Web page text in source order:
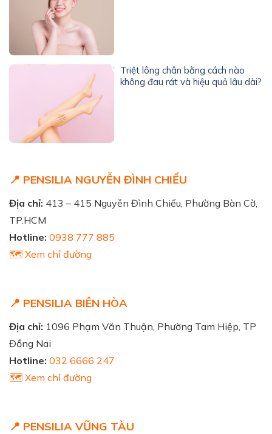
Triệt lông chân bằng cách nào
không đau rát và hiệu quả lâu dài?
📍 PENSILIA NGUYỄN ĐÌNH CHIỂU
Địa chỉ: 413 – 415 Nguyễn Đình Chiểu, Phường Bàn Cờ,
TP.HCM
Hotline: 0938 777 885
🗺️ Xem chỉ đường
📍 PENSILIA BIÊN HÒA
Địa chỉ: 1096 Phạm Văn Thuận, Phường Tam Hiệp, TP
Đồng Nai
Hotline: 032 6666 247
🗺️ Xem chỉ đường
📍 PENSILIA VŨNG TÀU